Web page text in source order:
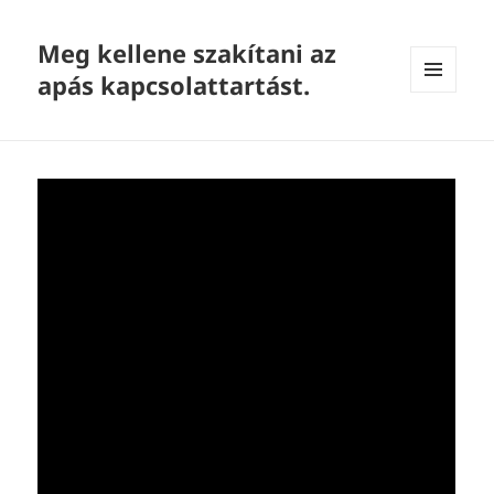
Meg kellene szakítani az
apás kapcsolattartást.